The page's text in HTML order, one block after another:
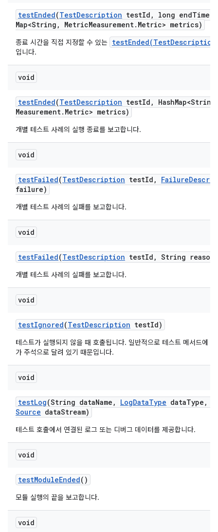
testEnded(TestDescription testId , long endTime
Map<String , MetricMeasurement. Metric> metrics)
종료 시간을 직접 지정할 수 있는
입니다.
void
testEnded(TestDescription testId , HashMap<String
Measurement. Metric> metrics)
개별 테스트 사례의 실행 종료를 보고합니다.
void
testFailed(TestDescription testId , Failure
failure)
개별 테스트 사례의 실패를 보고합니다.
void
testFailed(TestDescription testId , String reason)
개별 테스트 사례의 실패를 보고합니다.
void
testIgnored(TestDescription testId)
테스트가 실행되지 않을 때 호출됩니다. 일반적으로 테스트 메서드에
가 주석으로 달려 있기 때문입니다.
void
testLog(String dataName , LogDataType dataType ,
Source dataStream)
테스트 호출에서 연결된 로그 또는 디버그 데이터를 제공합니다.
void
testModuleEnded()
모듈 실행의 끝을 보고합니다.
void